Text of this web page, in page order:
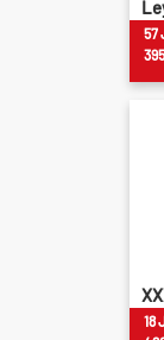
57
18